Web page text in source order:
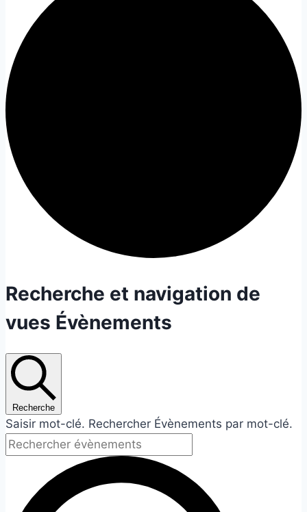
Évènements
Recherche et navigation de
vues Évènements
Recherche
Saisir mot-clé. Rechercher Évènements par mot-clé.